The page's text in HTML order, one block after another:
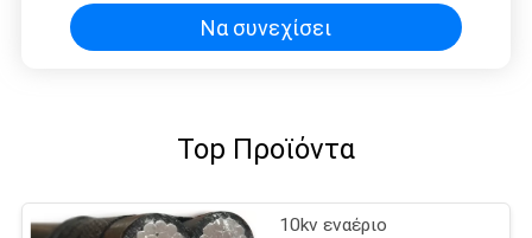
Να συνεχίσει
Top Προϊόντα
10kv εναέριο